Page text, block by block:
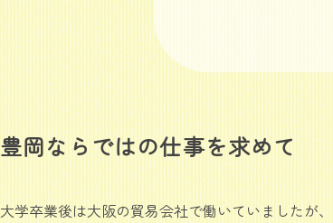
豊岡ならではの仕事を求めて
大学卒業後は大阪の貿易会社で働いていましたが、